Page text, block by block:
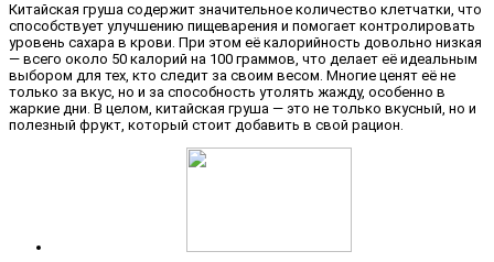
Китайская груша содержит значительное количество клетчатки, что
способствует улучшению пищеварения и помогает контролировать
уровень сахара в крови. При этом её калорийность довольно низкая
— всего около 50 калорий на 100 граммов, что делает её идеальным
выбором для тех, кто следит за своим весом. Многие ценят её не
только за вкус, но и за способность утолять жажду, особенно в
жаркие дни. В целом, китайская груша — это не только вкусный, но и
полезный фрукт, который стоит добавить в свой рацион.